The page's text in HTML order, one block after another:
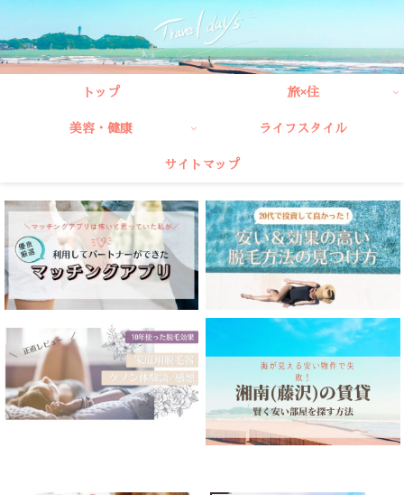
トップ 旅×住
美容・健康 ライフスタイル
サイトマップ